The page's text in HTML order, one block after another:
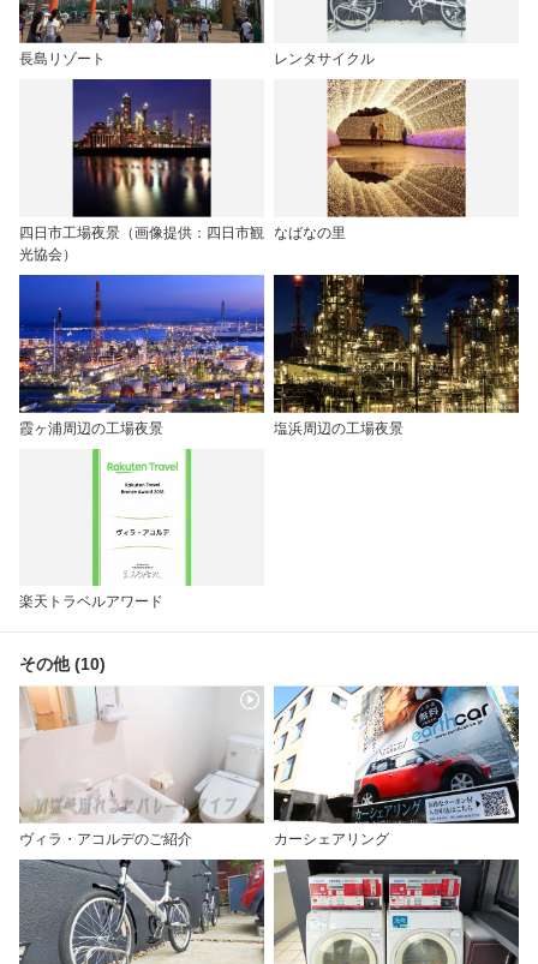
長島リゾート レンタサイクル
四日市工場夜景（画像提供：四日市観
光協会）
なばなの里
霞ヶ浦周辺の工場夜景 塩浜周辺の工場夜景
楽天トラベルアワード
その他 (10)
ヴィラ・アコルデのご紹介 カーシェアリング